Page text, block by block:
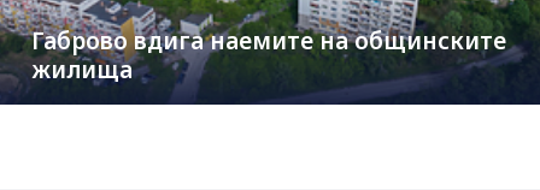
Габрово вдига наемите на общинските
жилища